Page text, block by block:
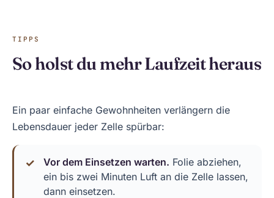
TIPPS
So holst du mehr Laufzeit heraus
Ein paar einfache Gewohnheiten verlängern die
Lebensdauer jeder Zelle spürbar:
Vor dem Einsetzen warten. Folie abziehen,
ein bis zwei Minuten Luft an die Zelle lassen,
dann einsetzen.